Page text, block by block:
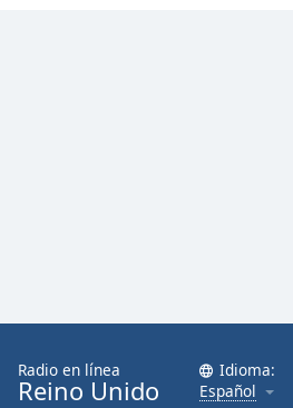
Radio en línea
Reino Unido
Idioma:
Español